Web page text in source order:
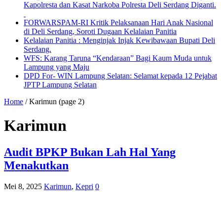
Kapolresta dan Kasat Narkoba Polresta Deli Serdang Diganti.
FORWARSPAM-RI Kritik Pelaksanaan Hari Anak Nasional
di Deli Serdang, Soroti Dugaan Kelalaian Panitia
Kelalaian Panitia : Menginjak Injak Kewibawaan Bupati Deli
Serdang.
WFS: Karang Taruna “Kendaraan” Bagi Kaum Muda untuk
Lampung yang Maju
DPD For- WIN Lampung Selatan: Selamat kepada 12 Pejabat
JPTP Lampung Selatan
Home / Karimun (page 2)
Karimun
Audit BPKP Bukan Lah Hal Yang
Menakutkan
Mei 8, 2025 Karimun, Kepri 0